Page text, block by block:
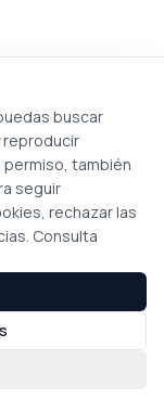
buscar
también
seguir
rechazar las
Consulta